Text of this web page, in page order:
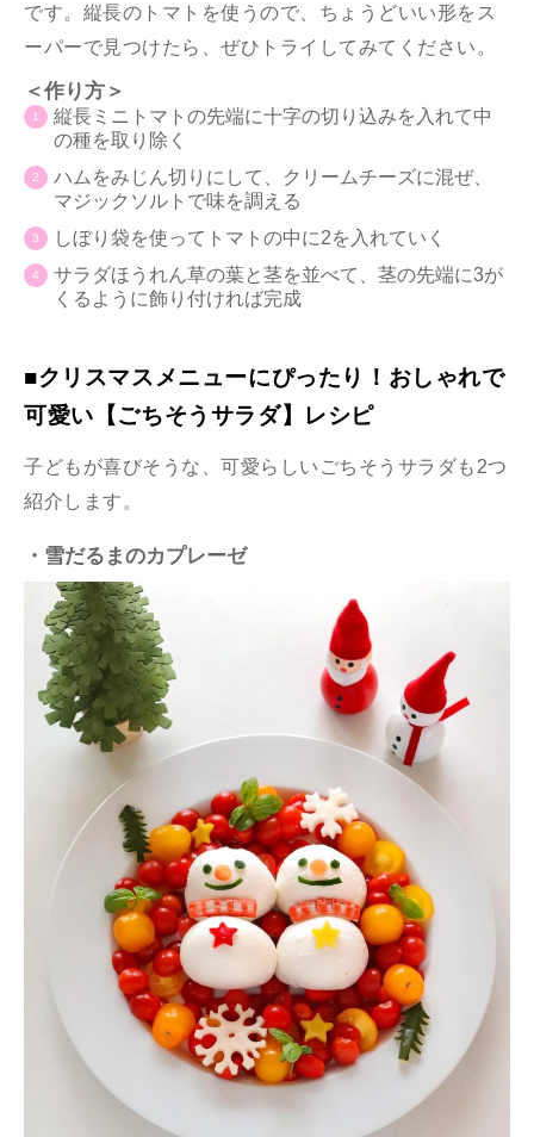
です。縦長のトマトを使うので、ちょうどいい形をス
ーパーで見つけたら、ぜひトライしてみてください。
＜作り方＞
縦長ミニトマトの先端に十字の切り込みを入れて中
の種を取り除く
ハムをみじん切りにして、クリームチーズに混ぜ、
マジックソルトで味を調える
しぼり袋を使ってトマトの中に2を入れていく
サラダほうれん草の葉と茎を並べて、茎の先端に3が
くるように飾り付ければ完成
■クリスマスメニューにぴったり！おしゃれで
可愛い【ごちそうサラダ】レシピ
子どもが喜びそうな、可愛らしいごちそうサラダも2つ
紹介します。
・雪だるまのカプレーゼ